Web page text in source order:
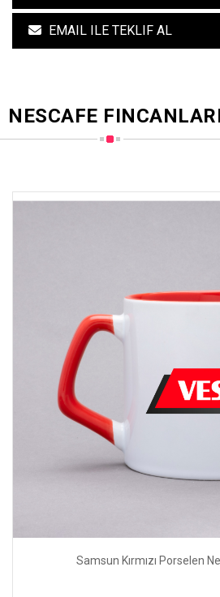
EMAIL ILE TEKLIF AL
NESCAFE
Samsun Kırmızı Porselen